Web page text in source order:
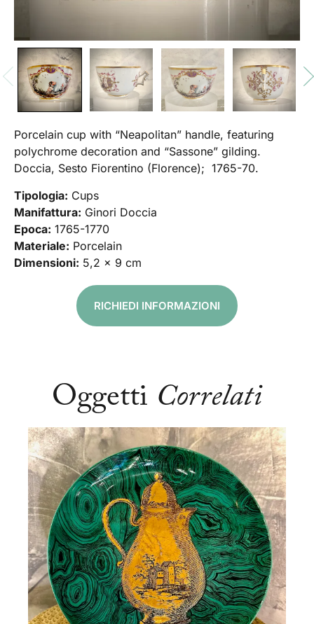
Porcelain cup with “Neapolitan” handle, featuring
polychrome decoration and “Sassone” gilding.
Doccia, Sesto Fiorentino (Florence); 1765-70.
Tipologia: Cups
Manifattura: Ginori Doccia
Epoca: 1765-1770
Materiale: Porcelain
Dimensioni: 5,2 x 9 cm
RICHIEDI INFORMAZIONI
Oggetti Correlati